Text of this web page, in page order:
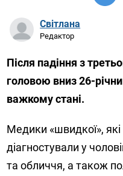
Світлана
Редактор
Після падіння з
головою вниз 26-
важкому стані.
Медики «швидкої»,
діагностували у
та обличчя, а також